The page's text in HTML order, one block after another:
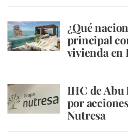
¿Qué
principal
vivienda en
IHC de Abu
por
Nutresa